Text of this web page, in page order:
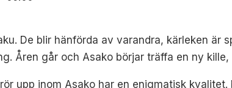
De blir hänförda av varandra, kärleken är
Åren går och Asako börjar träffa en ny kille,
upp inom Asako har en enigmatisk